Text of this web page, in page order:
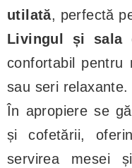
utilată, perfectă
Livingul și sala
confortabil pentru
sau seri relaxante.
În apropiere se
și cofetării,
servirea mesei